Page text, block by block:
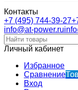
Контакты
+7 (495) 744-39-27
info@at-power.ru
Личный кабинет
Избранное
Сравнение
Вход